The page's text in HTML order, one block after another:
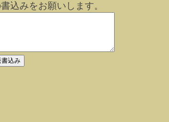
込みをお願いします。